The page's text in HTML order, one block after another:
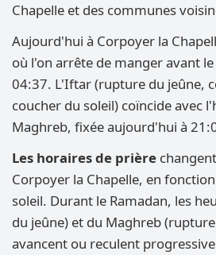
Chapelle et des communes
Aujourd'hui à Corpoyer la
où l'on arrête de manger avant
04:37. L'Iftar (rupture du jeûne,
coucher du soleil) coïncide avec
Maghreb, fixée aujourd'hui à
Les horaires de prière
Corpoyer la Chapelle, en
soleil. Durant le Ramadan, les
du jeûne) et du Maghreb
avancent ou reculent